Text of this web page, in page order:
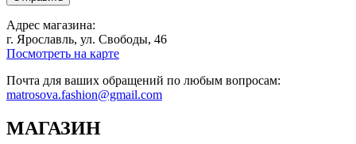
Адрес магазина:
г. Ярославль, ул. Свободы, 46
Посмотреть на карте
Почта для ваших обращений по любым вопросам:
matrosova.fashion@gmail.com
МАГАЗИН